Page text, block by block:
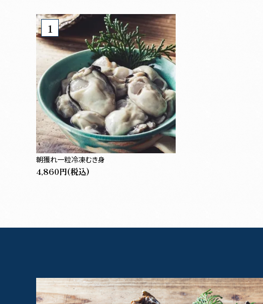
朝獲れ一粒冷凍むき身
4,860円(税込)